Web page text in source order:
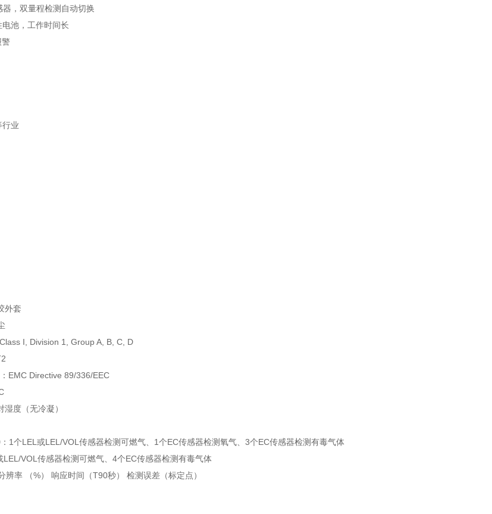
，双量程检测自动切换
池，工作时间长
警
行业
外套
I, Division 1, Group A, B, C, D
EMC Directive 89/336/EEC
度（无冷凝）
1个LEL或LEL/VOL传感器检测可燃气、1个EC传感器检测氧气、3个EC传感器检测有毒气体
VOL传感器检测可燃气、4个EC传感器检测有毒气体
辨率 （%） 响应时间（T90秒） 检测误差（标定点）